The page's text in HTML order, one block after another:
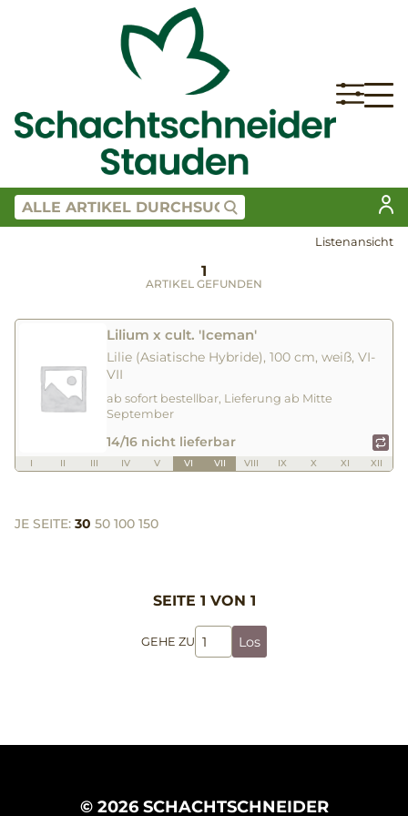
Listenansicht
1
ARTIKEL GEFUNDEN
Lilium x cult. 'Iceman'
Lilie (Asiatische Hybride), 100 cm, weiß, VI-
VII
ab sofort bestellbar, Lieferung ab Mitte
September
14/16 nicht lieferbar
I II III IV V VI VII VIII IX X XI XII
JE SEITE: 30 50 100 150
SEITE 1 VON 1
GEHE ZU Los
© 2026 SCHACHTSCHNEIDER